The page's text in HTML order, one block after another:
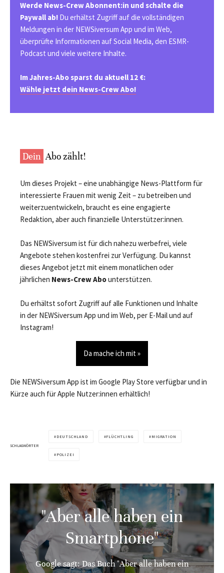
Werde News-Crew Abonnent:in und schalte die
Paywall ab! Du erhältst Zugriff auf die vollständigen
Meldungen in der NEWSiversum App und im Web,
überprüfte Informationen auf Social Media, den ESMR-
Podcast und viele weitere Inhalte.
Im Jahres-Abo sparst du aktuell 12 €:
Wähle jetzt dein News-Crew Abo!
Dein Abo zählt!
Um dieses Projekt – eine unabhängige News-Plattform für
interessierte Frauen mit wenig Zeit – zu betreiben und
weiterzuentwickeln, braucht es eine engagierte
Redaktion, aber auch finanzielle Unterstützer:innen.
Das NEWSiversum ist für dich nahezu werbefrei, viele
Angebote stehen kostenfrei zur Verfügung. Du kannst
dieses Angebot jetzt mit einem monatlichen oder
jährlichen News-Crew Abounterstützen.
Du erhältst sofort Zugriff auf alle Funktionen und Inhalte
in der NEWSiversum App und im Web, per E-Mail und auf
Instagram!
Da mache ich mit »
Die NEWSiversum App ist im Google Play Store verfügbar und in
Kürze auch für Apple Nutzer:innen erhältlich!
SCHLAGWÖRTER
DEUTSCHLAND FLÜCHTLING MIGRATION
POLIZEI
"Aber alle haben ein
Smartphone"
Google sagt: Das Buch "Aber alle haben ein